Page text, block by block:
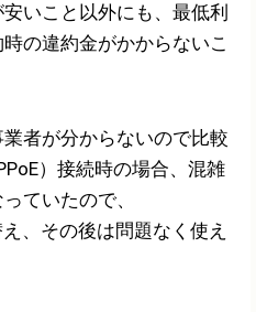
いこと以外にも、最低利
の違約金がかからないこ
者が分からないので比較
）接続時の場合、混雑
ていたので、
、その後は問題なく使え